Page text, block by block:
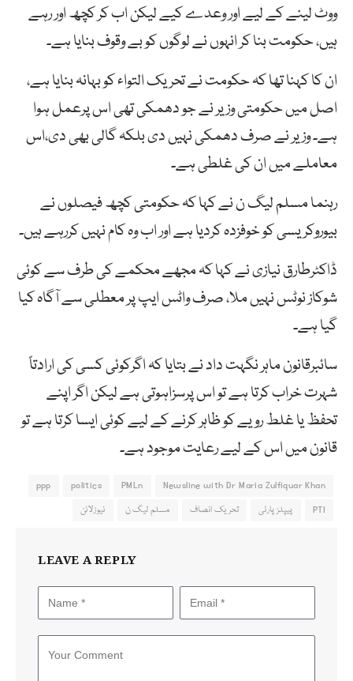
ووٹ لینے کے لیے اور وعدے کیے لیکن اب کر کچھ اور رہے
ہیں، حکومت بنا کر انہوں نے لوگوں کو بے وقوف بنایا ہے۔
ان کا کہنا تھا کہ حکومت نے تحریک التواء کو بہانہ بنایا ہے،
اصل میں حکومتی وزیر نے جو دھمکی تھی اس پرعمل ہوا
ہے۔ وزیر نے صرف دھمکی نہیں دی بلکہ گالی بھی دی،اس
معاملے میں ان کی غلطی ہے۔
رہنما مسلم لیگ ن نے کہا کہ حکومتی کچھ فیصلوں نے
بیوروکریسی کو خوفزدہ کردیا ہے اور اب وہ کام نہیں کررہے ہیں۔
ڈاکٹرطارق نیازی نے کہا کہ مجھے محکمے کی طرف سے کوئی
شوکاز نوٹس نہیں ملا، صرف واٹس ایپ پر معطلی سے آگاہ کیا
گیا ہے۔
سائبرقانون ماہر نگہت داد نے بتایا کہ اگرکوئی کسی کی ارادتاً
شہرت خراب کرتا ہے تو اس پرسزاہوتی ہے لیکن اگر اپنے
تحفظ یا غلط رویے کو ظاہر کرنے کے لیے کوئی ایسا کرتا ہے تو
قانون میں اس کے لیے رعایت موجود ہے۔
Newsline with Dr Maria Zulfiquar Khan
PMLn
politics
ppp
PTI
پیپلزپارٹی تحریک انصاف مسلم لیگ ن نیوزلائن
LEAVE A REPLY